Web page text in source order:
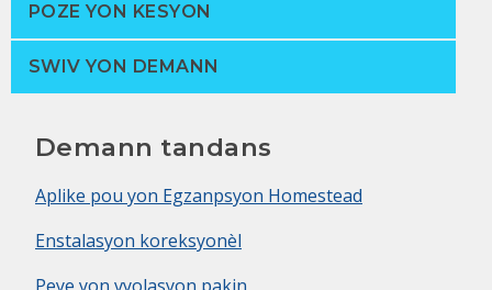
POZE YON KESYON
SWIV YON DEMANN
Demann tandans
Aplike pou yon Egzanpsyon Homestead
Enstalasyon koreksyonèl